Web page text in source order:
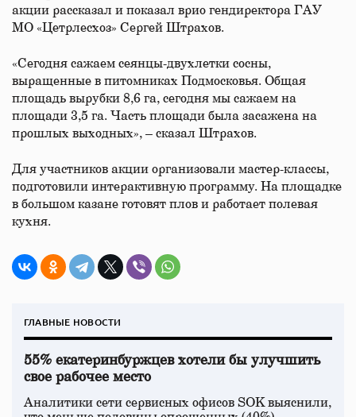
акции рассказал и показал врио гендиректора ГАУ
МО «Цетрлесхоз» Сергей Штрахов.
«Сегодня сажаем сеянцы-двухлетки сосны,
выращенные в питомниках Подмосковья. Общая
площадь вырубки 8,6 га, сегодня мы сажаем на
площади 3,5 га. Часть площади была засажена на
прошлых выходных», – сказал Штрахов.
Для участников акции организовали мастер-классы,
подготовили интерактивную программу. На площадке
в большом казане готовят плов и работает полевая
кухня.
ГЛАВНЫЕ НОВОСТИ
55% екатеринбуржцев хотели бы улучшить
свое рабочее место
Аналитики сети сервисных офисов SOK выяснили,